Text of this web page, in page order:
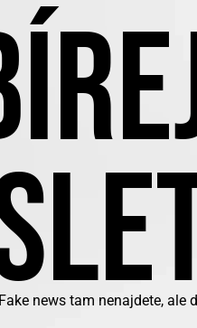
news tam nenajdete, ale